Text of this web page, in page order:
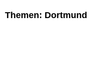
Themen: Dortmund